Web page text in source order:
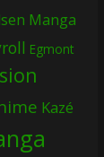
Manga
Egmont
Kazé